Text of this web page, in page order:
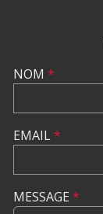
NOM *
EMAIL*
MESSAGE *